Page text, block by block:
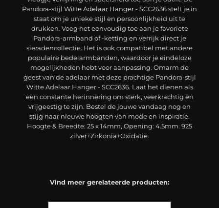
Pandora-stijl Witte Adelaar Hanger - SCC2636 stelt je in
staat om je unieke stijl en persoonlijkheid uit te
drukken. Voeg het eenvoudig toe aan je favoriete
Pandora-armband of -ketting en verrijk direct je
sieradencollectie. Het is ook compatibel met andere
populaire bedelarmbanden, waardoor je eindeloze
mogelijkheden hebt voor aanpassing. Omarm de
geest van de adelaar met deze prachtige Pandora-stijl
Witte Adelaar Hanger - SCC2636. Laat het dienen als
een constante herinnering om sterk, veerkrachtig en
vrijgeestig te zijn. Bestel de jouwe vandaag nog en
stijg naar nieuwe hoogten van mode en inspiratie.
Hoogte & Breedte: 25 x 14mm, Opening: 4.5mm. 925
zilver+Zirkonia+Oxidatie.
Vind meer gerelateerde producten: